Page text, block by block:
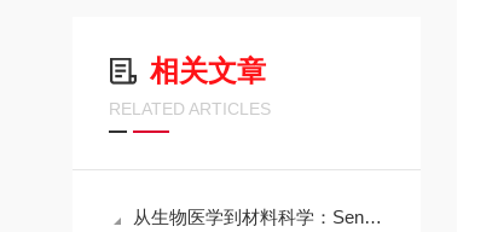
相关文章
RELATED ARTICLES
从生物医学到材料科学：Sensofar三维共聚焦白光干涉仪的跨领域应用传奇